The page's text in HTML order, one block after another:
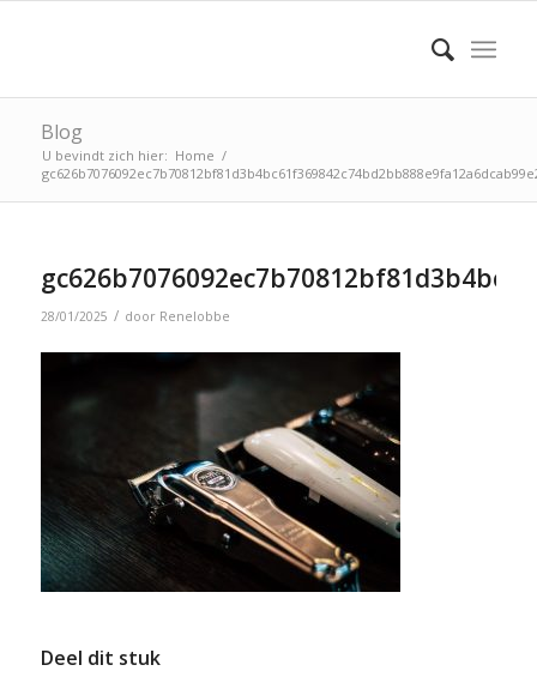
Blog
U bevindt zich hier: Home /
28/01/2025 / door Renelobbe
Deel dit stuk